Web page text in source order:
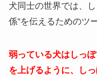
犬同士の世界では、し
係”を伝えるためのツ
弱っている犬はしっ
を上げるように、し